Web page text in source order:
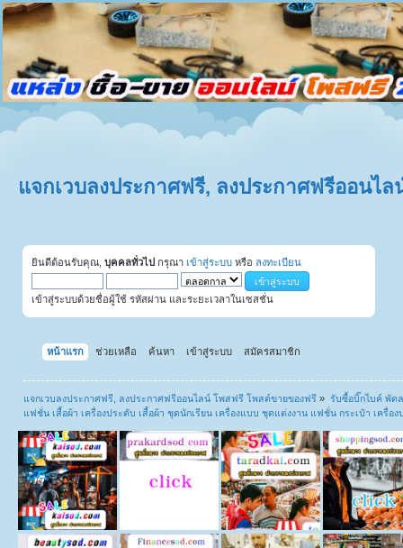
แจกเวบลงประกาศฟรี, ลงประกาศฟรีออนไ
ยินดีต้อนรับคุณ, บุคคลทั่วไป กรุณา เข้าสู่ระบบ หรือ ลงทะเบียน
เข้าสู่ระบบด้วยชื่อผู้ใช้ รหัสผ่าน และระยะเวลาในเซสชั่น
หน้าแรก ช่วยเหลือ ค้นหา เข้าสู่ระบบ สมัครสมาชิก
แจกเวบลงประกาศฟรี, ลงประกาศฟรีออนไลน์ โพสฟรี โพสต์ขายของฟรี » รับซื้อบิ๊กไบค์ พัด
แฟชั่น เสื้อผ้า เครื่องประดับ เสื้อผ้า ชุดนักเรียน เครื่องแบบ ชุดแต่งงาน แฟชั่น กระเป๋า เครื่